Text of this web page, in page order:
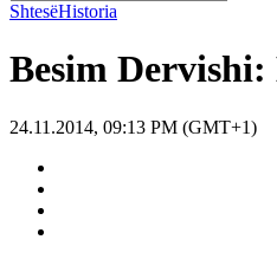
ShtesëHistoria
Besim
24.11.2014, 09:13 PM (GMT+1)